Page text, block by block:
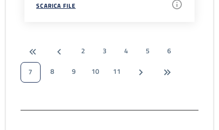
SCARICA FILE
2 3 4 5
6
7
8 9 10 11